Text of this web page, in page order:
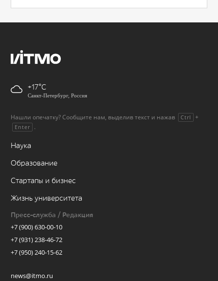
+17
Санкт-Петербург, Россия
Нашли опечатку? Сообщите нам, выделив текст и нажав Ctrl +
Enter .
Наука
Образование
Стартапы и бизнес
Жизнь университета
Пресс-служба / Редакция
+7 (900) 630-00-10
+7 (931) 238-46-72
+7 (950) 240-15-62
news@itmo.ru